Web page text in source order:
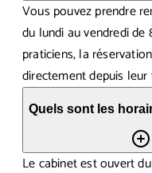
Vous pouvez prendre
du lundi au vendredi de
praticiens, la
directement depuis
Quels sont les
Le cabinet est ouvert